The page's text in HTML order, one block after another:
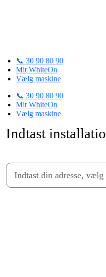
📞 30 90 80 90
Mit WhiteOn
Vælg maskine
📞 30 90 80 90
Mit WhiteOn
Vælg maskine
Indtast